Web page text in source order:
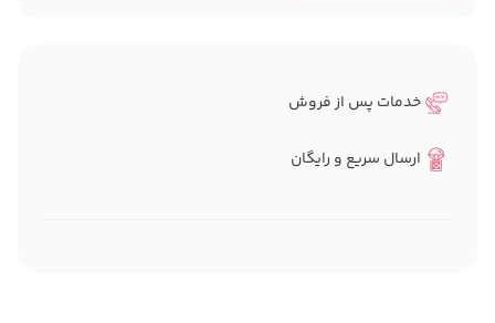
خدمات پس از فروش
ارسال سریع و رایگان